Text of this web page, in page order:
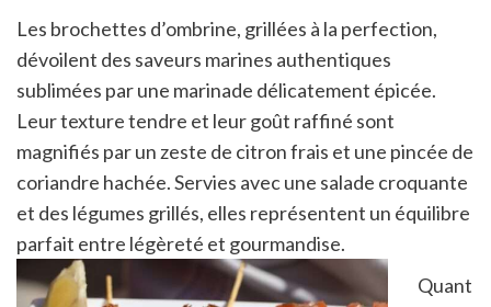
Les brochettes d’ombrine, grillées à la perfection,
dévoilent des saveurs marines authentiques
sublimées par une marinade délicatement épicée.
Leur texture tendre et leur goût raffiné sont
magnifiés par un zeste de citron frais et une pincée de
coriandre hachée. Servies avec une salade croquante
et des légumes grillés, elles représentent un équilibre
parfait entre légèreté et gourmandise.
Quant